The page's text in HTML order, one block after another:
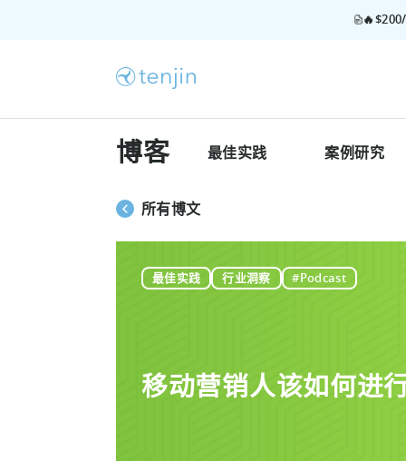
博客 最佳实践 案例研究
所有博文
最佳实践 行业洞察 #Podcast
移动营销人该如何进